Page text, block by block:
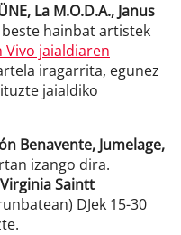
La M.O.D.A., Janus
hainbat artistek
Vivo jaialdiaren
iragarrita, egunez
jaialdiko
Benavente, Jumelage,
izango dira.
Virginia Saintt
DJek 15-30